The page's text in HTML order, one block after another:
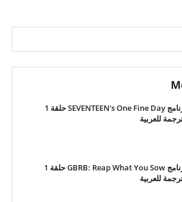
برنامج SEVENTEEN's One Fine Day حلقة 1
للعربية
برنامج GBRB: Reap What You Sow حلقة 1
للعربية